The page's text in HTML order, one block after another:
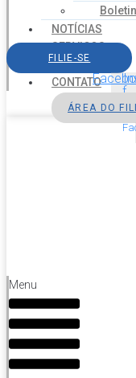
NOTÍCIAS
SERVIÇOS
AGENDA
CONTATO
FILIE-SE
f
ÁREA DO
Menu